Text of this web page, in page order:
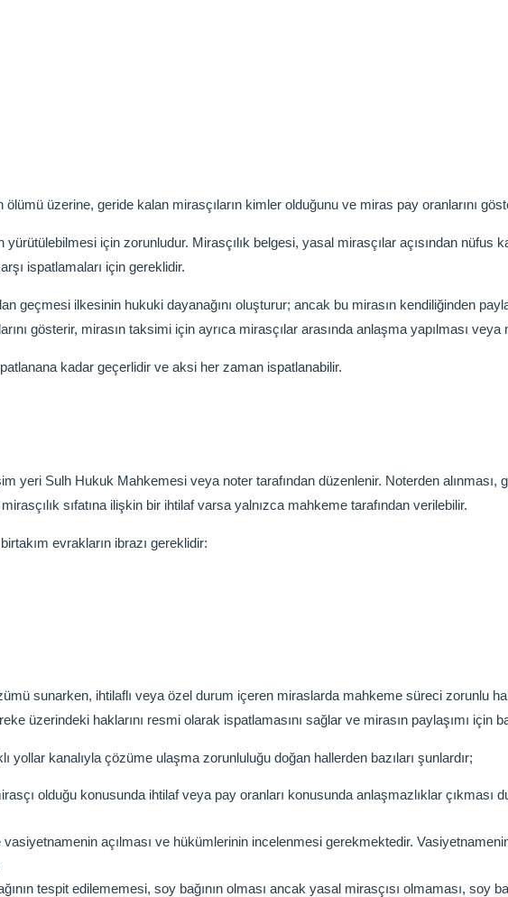
üzerine, geride kalan mirasçıların kimler olduğunu ve miras pay oranlarını
için zorunludur. Mirasçılık belgesi, yasal mirasçılar açısından nüfus
ispatlamaları için gereklidir.
geçmesi ilkesinin hukuki dayanağını oluşturur; ancak bu mirasın kendiliğinden
gösterir, mirasın taksimi için ayrıca mirasçılar arasında anlaşma yapılması
kadar geçerlidir ve aksi her zaman ispatlanabilir.
yeri Sulh Hukuk Mahkemesi veya noter tarafından düzenlenir. Noterden alınması,
sıfatına ilişkin bir ihtilaf varsa yalnızca mahkeme tarafından verilebilir.
evrakların ibrazı gereklidir:
sunarken, ihtilaflı veya özel durum içeren miraslarda mahkeme süreci zorunlu
üzerindeki haklarını resmi olarak ispatlamasını sağlar ve mirasın paylaşımı için
yollar kanalıyla çözüme ulaşma zorunluluğu doğan hallerden bazıları şunlardır;
olduğu konusunda ihtilaf veya pay oranları konusunda anlaşmazlıklar çıkması
açılması ve hükümlerinin incelenmesi gerekmektedir.
tespit edilememesi, soy bağının olması ancak yasal mirasçısı olmaması, soy